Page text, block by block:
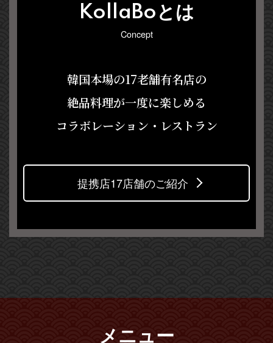
KollaBoとは
Concept
韓国本場の17老舗有名店の
絶品料理が一度に楽しめる
コラボレーション・レストラン
提携店17店舗のご紹介
メニュー